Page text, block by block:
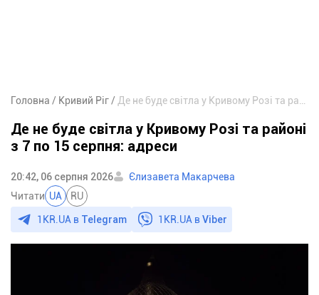
Головна Кривий Ріг
Де не буде світла у Кривому Розі та районі
з 7 по 15 серпня: адреси
20:42, 06 серпня 2026
Єлизавета Макарчева
Читати UA RU
1KR.UA в Telegram 1KR.UA вViber